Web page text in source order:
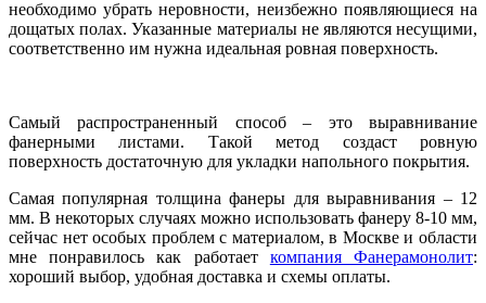
необходимо убрать неровности, неизбежно появляющиеся на
дощатых полах. Указанные материалы не являются несущими,
соответственно им нужна идеальная ровная поверхность.
Самый распространенный способ – это выравнивание
фанерными листами. Такой метод создаст ровную
поверхность достаточную для укладки напольного покрытия.
Самая популярная толщина фанеры для выравнивания – 12
мм. В некоторых случаях можно использовать фанеру 8-10 мм,
сейчас нет особых проблем с материалом, в Москве и области
мне понравилось как работает компания Фанерамонолит:
хороший выбор, удобная доставка и схемы оплаты.